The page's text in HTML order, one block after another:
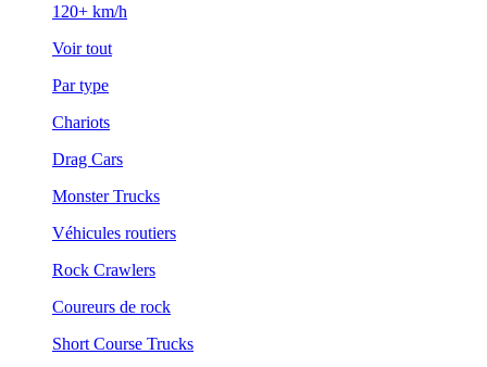
120+ km/h
Voir tout
Par type
Chariots
Drag Cars
Monster Trucks
Véhicules routiers
Rock Crawlers
Coureurs de rock
Short Course Trucks